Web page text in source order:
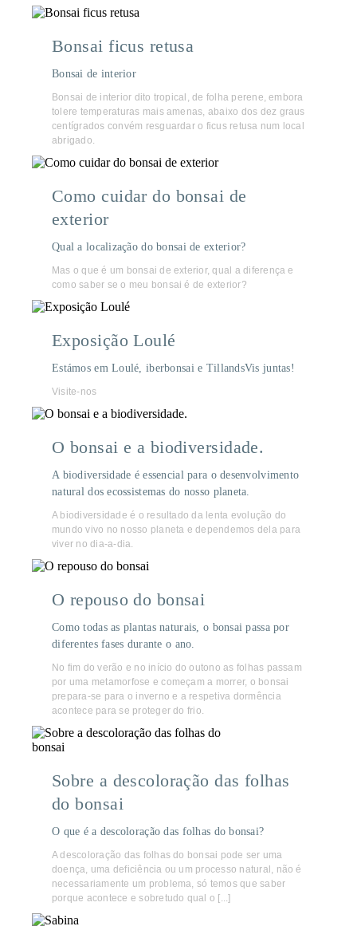
Bonsai ficus retusa
Bonsai de interior
Bonsai de interior dito tropical, de folha perene, embora
tolere temperaturas mais amenas, abaixo dos dez graus
centígrados convém resguardar o ficus retusa num local
abrigado.
Como cuidar do bonsai de
exterior
Qual a localização do bonsai de exterior?
Mas o que é um bonsai de exterior, qual a diferença e
como saber se o meu bonsai é de exterior?
Exposição Loulé
Estámos em Loulé, iberbonsai e TillandsVis juntas!
Visite-nos
O bonsai e a biodiversidade.
A biodiversidade é essencial para o desenvolvimento
natural dos ecossistemas do nosso planeta.
A biodiversidade é o resultado da lenta evolução do
mundo vivo no nosso planeta e dependemos dela para
viver no dia-a-dia.
O repouso do bonsai
Como todas as plantas naturais, o bonsai passa por
diferentes fases durante o ano.
No fim do verão e no início do outono as folhas passam
por uma metamorfose e começam a morrer, o bonsai
prepara-se para o inverno e a respetiva dormência
acontece para se proteger do frio.
Sobre a descoloração das folhas
do bonsai
O que é a descoloração das folhas do bonsai?
A descoloração das folhas do bonsai pode ser uma
doença, uma deficiência ou um processo natural, não é
necessariamente um problema, só temos que saber
porque acontece e sobretudo qual o [...]